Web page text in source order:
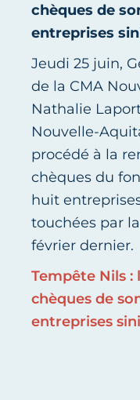
chèques de
entreprises
Jeudi 25 juin,
de la CMA
Nathalie
Nouvelle-
procédé à la
chèques du
huit
touchées par
février dernier.
Tempête Nils :
chèques de
entreprises